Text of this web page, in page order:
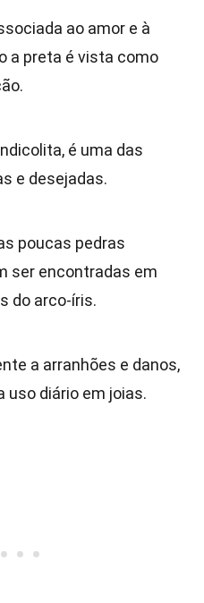
ao amor e à
a preta é vista como
é uma das
e desejadas.
poucas pedras
ser encontradas em
do arco-íris.
a arranhões e danos,
uso diário em joias.